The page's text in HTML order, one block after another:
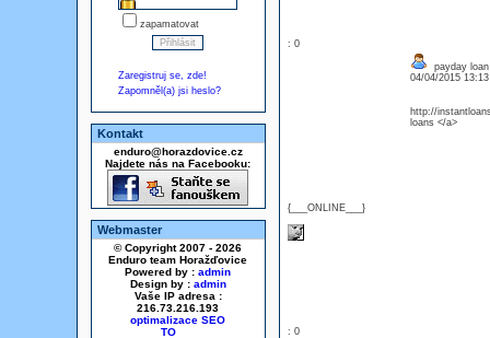
zapamatovat
Zaregistruj se, zde!
Zapomněl(a) jsi heslo?
Kontakt
enduro@horazdovice.cz
Najdete nás na Facebooku:
Webmaster
© Copyright 2007 - 2026
Enduro team Horažďovice
Powered by : admin
Design by : admin
Vaše IP adresa :
216.73.216.193
optimalizace SEO
: 0
{___ONLINE___}
payday loan
04/04/2015
http://
loans </a>
: 0